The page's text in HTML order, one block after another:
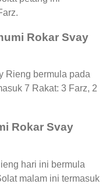
Rokar Svay
Rieng bermula pada
7 Rakat: 3 Farz, 2
Rokar Svay
hari ini bermula
malam ini termasuk